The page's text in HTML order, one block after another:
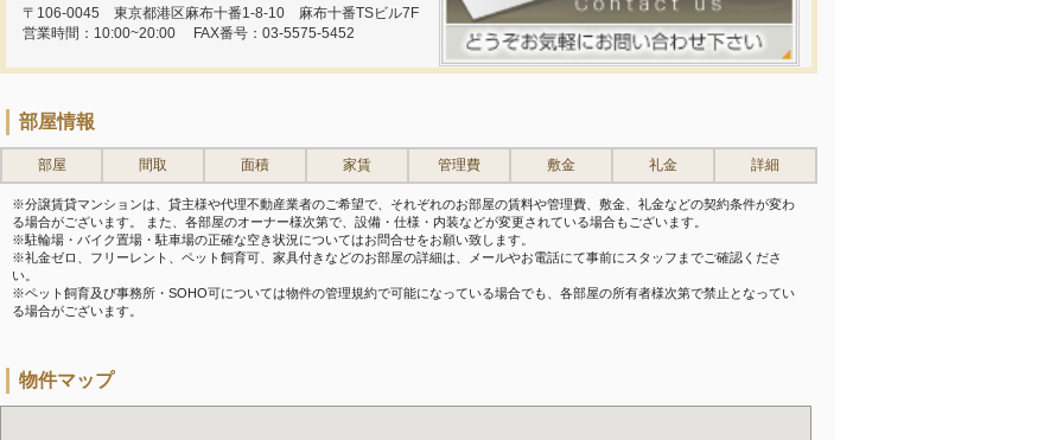
〒106-0045 東京都港区麻布十番1-8-10 麻布十番TSビル7F
営業時間：10:00~20:00
FAX番号：03-5575-5452
部屋情報
部屋 間取 面積 家賃 管理費 敷金 礼金 詳細
※分譲賃貸マンションは、貸主様や代理不動産業者のご希望で、それぞれのお部屋の賃料や管理費、敷金、礼金などの契約条件が変わ
る場合がございます。 また、各部屋のオーナー様次第で、設備・仕様・内装などが変更されている場合もございます。
※駐輪場・バイク置場・駐車場の正確な空き状況についてはお問合せをお願い致します。
※礼金ゼロ、フリーレント、ペット飼育可、家具付きなどのお部屋の詳細は、メールやお電話にて事前にスタッフまでご確認くださ
い。
※ペット飼育及び事務所・SOHO可については物件の管理規約で可能になっている場合でも、各部屋の所有者様次第で禁止となってい
る場合がございます。
物件マップ